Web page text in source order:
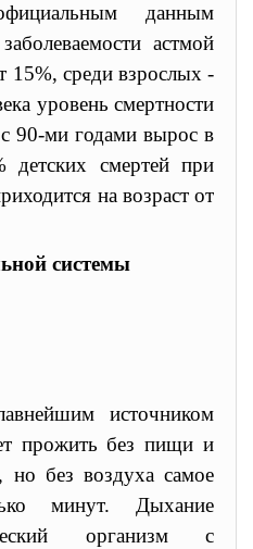
данным
астмой
15%, среди взрослых -
уровень смертности
90-ми годами вырос в
смертей при
на возраст от
системы
источником
прожить без пищи и
но без воздуха самое
минут. Дыхание
организм с